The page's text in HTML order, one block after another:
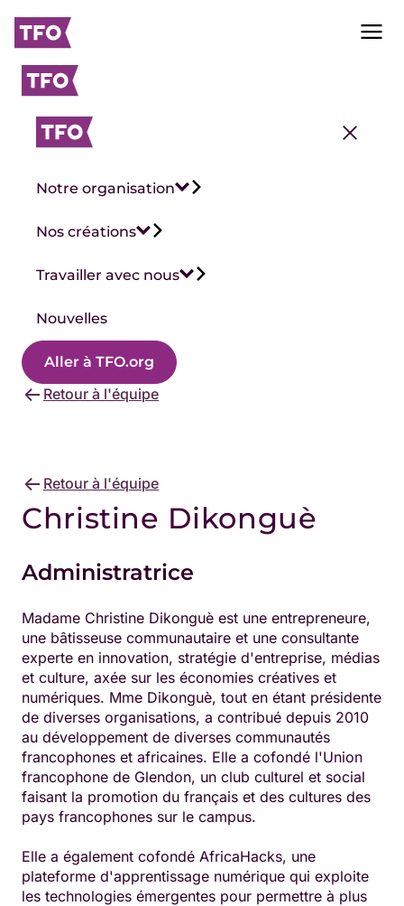
Notre organisation
Nos créations
Travailler avec nous
Nouvelles
Aller à TFO.org
Retour à l'équipe
Retour à l'équipe
Christine Dikonguè
Administratrice
Madame Christine Dikonguè est une entrepreneure,
une bâtisseuse communautaire et une consultante
experte en innovation, stratégie d'entreprise, médias
et culture, axée sur les économies créatives et
numériques. Mme Dikonguè, tout en étant présidente
de diverses organisations, a contribué depuis 2010
au développement de diverses communautés
francophones et africaines. Elle a cofondé l'Union
francophone de Glendon, un club culturel et social
faisant la promotion du français et des cultures des
pays francophones sur le campus.
Elle a également cofondé AfricaHacks, une
plateforme d'apprentissage numérique qui exploite
les technologies émergentes pour permettre à plus